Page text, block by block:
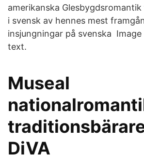
amerikanska
i svensk av hennes mest
insjungningar på svenska
text.
Museal
DiVA